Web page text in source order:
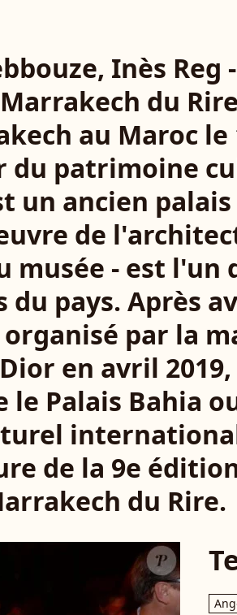
Inès
du
au Maroc le
du patrimoine
un ancien
de
musée - est l'un
pays. Après
par la
en avril
Palais Bahia
de la 9e
du Rire.